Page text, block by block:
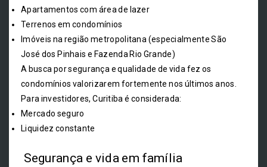
Apartamentos com área de lazer
Terrenos em condomínios
Imóveis na região metropolitana (especialmente São
José dos Pinhais e Fazenda Rio Grande)
A busca por segurança e qualidade de vida fez os
condomínios valorizarem fortemente nos últimos anos.
Para investidores, Curitiba é considerada:
Mercado seguro
Liquidez constante
Segurança e vida em família